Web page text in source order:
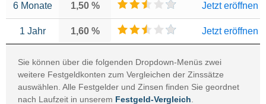
6 Monate 1,50 % Jetzt eröffnen
1 Jahr 1,60 % Jetzt eröffnen
Sie können über die folgenden Dropdown-Menüs zwei
weitere Festgeldkonten zum Vergleichen der Zinssätze
auswählen. Alle Festgelder und Zinsen finden Sie geordnet
nach Laufzeit in unserem Festgeld-Vergleich